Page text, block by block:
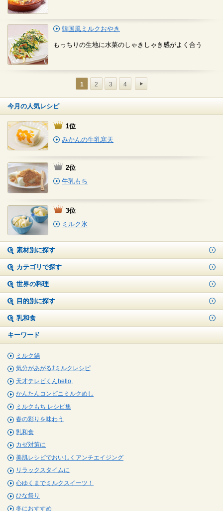
韓国風ミルクおやき
もっちりの生地に水菜のしゃきしゃき感がよく合う
1 2 3 4
今月の人気レシピ
1位
みかんの牛乳寒天
2位
牛乳もち
3位
ミルク氷
素材別に探す
カテゴリで探す
世界の料理
目的別に探す
乳和食
キーワード
ミルク鍋
気分があがる⤴ミルクレシピ
天才テレビくんhello,
かんたんコンビニミルクめし
ミルクもち レシピ集
春の彩りを味わう
乳和食
カゼ対策に
美肌レシピでおいしくアンチエイジング
リラックスタイムに
心ゆくまでミルクスイーツ！
ひな祭り
冬におすすめ